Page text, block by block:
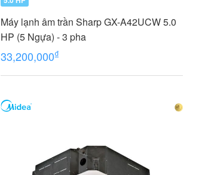
Máy lạnh âm trần Sharp GX-A42UCW 5.0
HP (5 Ngựa) - 3 pha
33,200,000₫